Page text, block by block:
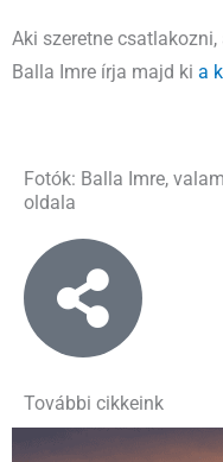
Aki szeretne
Balla Imre írja majd ki a
Fotók: Balla Imre,
oldala
További cikkeink